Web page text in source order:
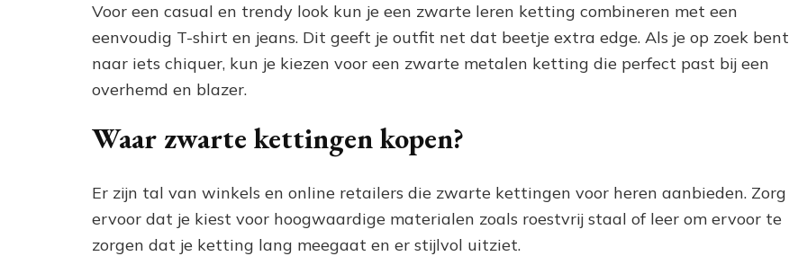
Voor een casual en trendy look kun je een zwarte leren ketting combineren met een
eenvoudig T-shirt en jeans. Dit geeft je outfit net dat beetje extra edge. Als je op zoek bent
naar iets chiquer, kun je kiezen voor een zwarte metalen ketting die perfect past bij een
overhemd en blazer.
Waar zwarte kettingen kopen?
Er zijn tal van winkels en online retailers die zwarte kettingen voor heren aanbieden. Zorg
ervoor dat je kiest voor hoogwaardige materialen zoals roestvrij staal of leer om ervoor te
zorgen dat je ketting lang meegaat en er stijlvol uitziet.